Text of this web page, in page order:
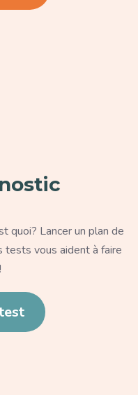
quoi? Lancer un plan de
tests vous aident à faire